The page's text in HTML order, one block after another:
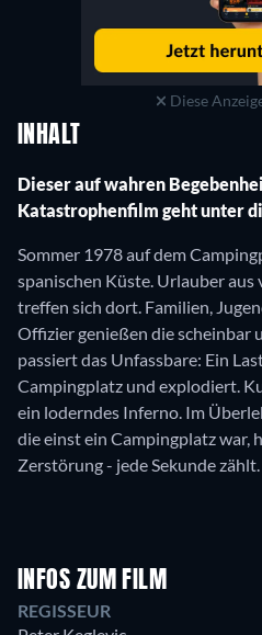
Diese
INHALT
Dieser auf wahren
Katastrophenfilm geht unter
Sommer 1978 auf dem
spanischen Küste. Urlauber aus
treffen sich dort. Familien,
Offizier genießen die scheinbar
passiert das Unfassbare: Ein
Campingplatz und explodiert.
ein loderndes Inferno. Im
die einst ein Campingplatz war,
Zerstörung - jede Sekunde zählt.
INFOS ZUM FILM
REGISSEUR